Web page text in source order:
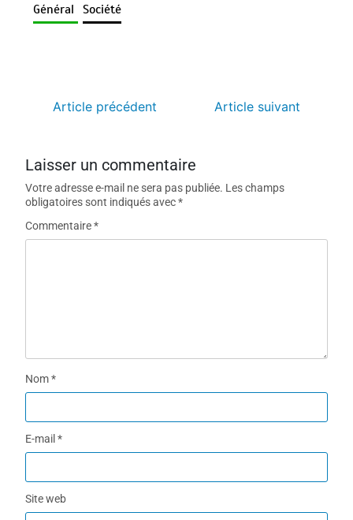
Général Société
Article précédent Article suivant
Laisser un commentaire
Votre adresse e-mail ne sera pas publiée. Les champs
obligatoires sont indiqués avec*
Commentaire*
Nom*
E-mail*
Site web